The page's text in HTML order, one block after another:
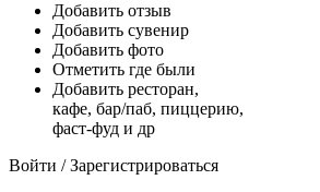
Добавить отзыв
Добавить сувенир
Добавить фото
Отметить где были
Добавить ресторан,
кафе, бар/паб, пиццерию,
фаст-фуд и др
Войти /Зарегистрироваться